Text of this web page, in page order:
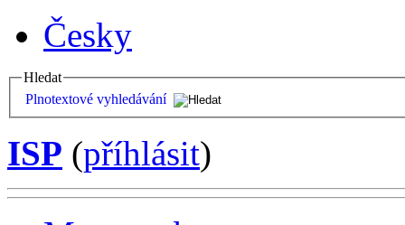
Česky
Hledat
Plnotextové vyhledávání
ISP (příhlásit)